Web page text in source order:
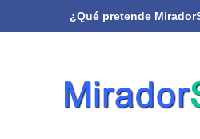
¿Qué pretende